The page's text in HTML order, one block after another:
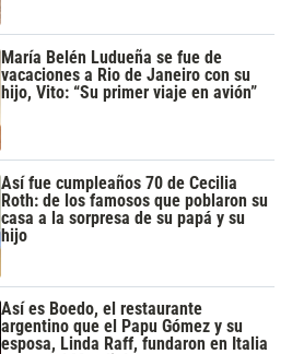
María Belén Ludueña se fue de
vacaciones a Rio de Janeiro con su
hijo, Vito: “Su primer viaje en avión”
Así fue cumpleaños 70 de Cecilia
Roth: de los famosos que poblaron su
casa a la sorpresa de su papá y su
hijo
Así es Boedo, el restaurante
argentino que el Papu Gómez y su
esposa, Linda Raff, fundaron en Italia